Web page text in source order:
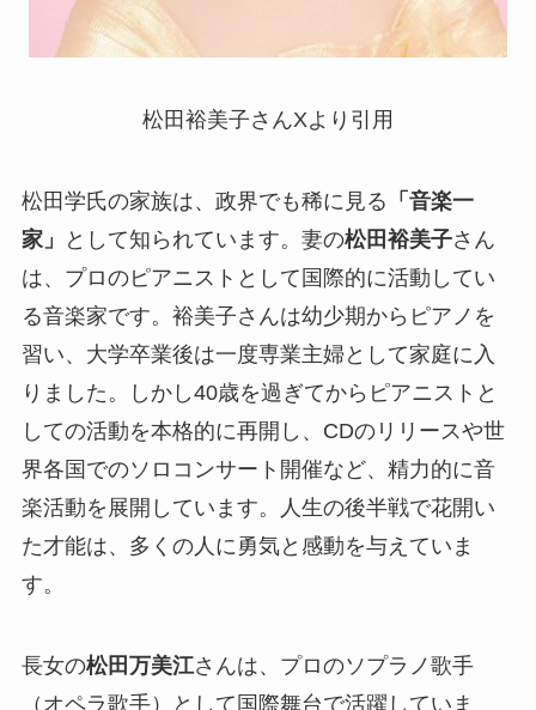
松田裕美子さんXより引用
松田学氏の家族は、政界でも稀に見る 「音楽一
家」
として知られています。妻の松田裕美子さん
は、プロのピアニストとして国際的に活動してい
る音楽家です。裕美子さんは幼少期からピアノを
習い、大学卒業後は一度専業主婦として家庭に入
りました。しかし40歳を過ぎてからピアニストと
しての活動を本格的に再開し、CDのリリースや世
界各国でのソロコンサート開催など、精力的に音
楽活動を展開しています。人生の後半戦で花開い
た才能は、多くの人に勇気と感動を与えていま
す。
長女の松田万美江さんは、プロのソプラノ歌手
（オペラ歌手）として国際舞台で活躍していま